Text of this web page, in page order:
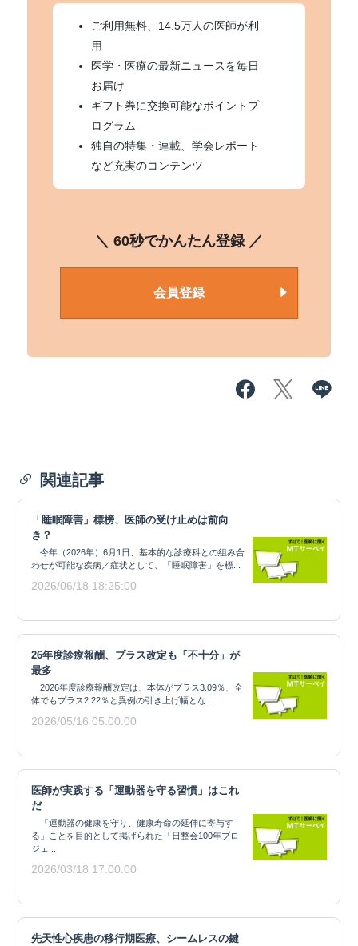
ご利用無料、14.5万人の医師が利
用
医学・医療の最新ニュースを毎日
お届け
ギフト券に交換可能なポイントプ
ログラム
独自の特集・連載、学会レポート
など充実のコンテンツ
＼ 60秒でかんたん登録 ／
会員登録
関連記事
「睡眠障害」標榜、医師の受け止めは前向
き？
今年（2026年）6月1日、基本的な診療科との組み合
わせが可能な疾病／症状として、「睡眠障害」を標...
2026/06/18 18:25:00
26年度診療報酬、プラス改定も「不十分」が
最多
2026年度診療報酬改定は、本体がプラス3.09％、全
体でもプラス2.22％と異例の引き上げ幅とな...
2026/05/16 05:00:00
医師が実践する「運動器を守る習慣」はこれ
だ
「運動器の健康を守り、健康寿命の延伸に寄与す
る」ことを目的として掲げられた「日整会100年プロ
ジェ...
2026/03/18 17:00:00
先天性心疾患の移行期医療、シームレスの鍵